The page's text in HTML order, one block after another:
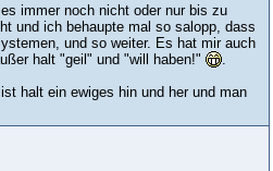
immer noch nicht oder nur bis zu
und ich behaupte mal so salopp, dass
und so weiter. Es hat mir auch
halt "geil" und "will haben!"
halt ein ewiges hin und her und man